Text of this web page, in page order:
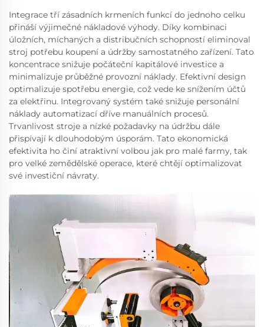
Integrace tří zásadních krmeních funkcí do jednoho celku
přináší výjimečné nákladové výhody. Díky kombinaci
úložních, míchaných a distribučních schopností eliminoval
stroj potřebu koupení a údržby samostatného zařízení. Tato
koncentrace snižuje počáteční kapitálové investice a
minimalizuje průběžné provozní náklady. Efektivní design
optimalizuje spotřebu energie, což vede ke snížením účtů
za elektřinu. Integrovaný systém také snižuje personální
náklady automatizací dříve manuálních procesů.
Trvanlivost stroje a nízké požadavky na údržbu dále
přispívají k dlouhodobým úsporám. Tato ekonomická
efektivita ho činí atraktivní volbou jak pro malé farmy, tak
pro velké zemědělské operace, které chtějí optimalizovat
své investiční návraty.